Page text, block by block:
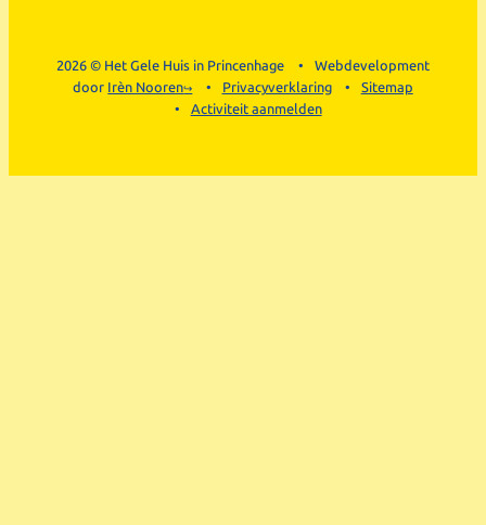
2026 © Het Gele Huis in Princenhage
Webdevelopment
door Irèn Nooren Privacyverklaring
Sitemap
Activiteit aanmelden